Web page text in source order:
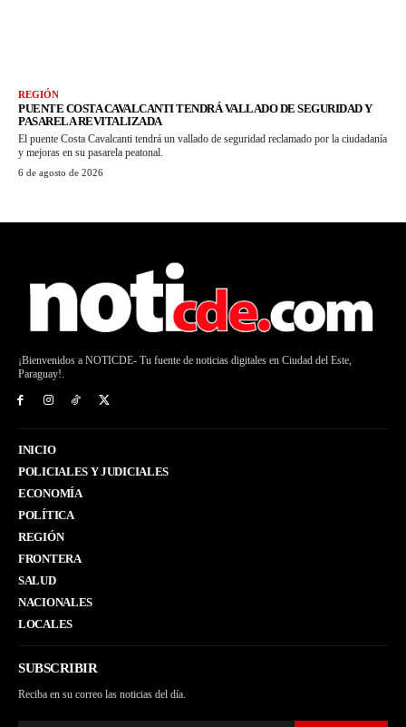
REGIÓN
PUENTE COSTA CAVALCANTI TENDRÁ VALLADO DE SEGURIDAD Y
PASARELA REVITALIZADA
El puente Costa Cavalcanti tendrá un vallado de seguridad reclamado por la ciudadanía
y mejoras en su pasarela peatonal.
6 de agosto de 2026
¡Bienvenidos a NOTICDE- Tu fuente de noticias digitales en Ciudad del Este,
Paraguay!.
INICIO
POLICIALES Y JUDICIALES
ECONOMÍA
POLÍTICA
REGIÓN
FRONTERA
SALUD
NACIONALES
LOCALES
SUBSCRIBIR
Reciba en su correo las noticias del día.